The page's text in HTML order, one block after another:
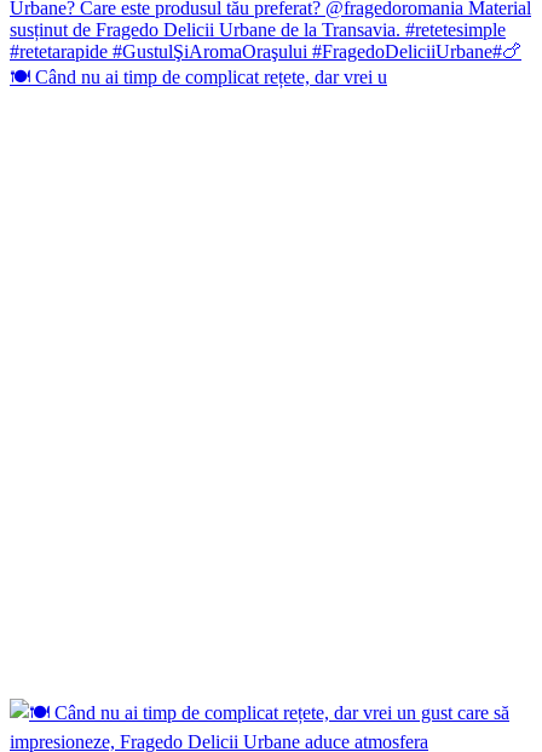
🍽️ Când nu ai timp de complicat rețete, dar vrei u